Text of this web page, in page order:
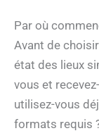
Par où
Avant de
état des lieux
vous et
utilisez-vous
formats requis